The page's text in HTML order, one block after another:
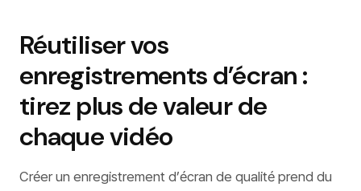
Réutiliser vos
enregistrements d’écran :
tirez plus de valeur de
chaque vidéo
Créer un enregistrement d’écran de qualité prend du